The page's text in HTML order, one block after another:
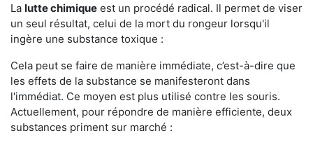
La lutte chimique est un procédé radical. Il permet de viser
un seul résultat, celui de la mort du rongeur lorsqu'il
ingère une substance toxique :
Cela peut se faire de manière immédiate, c’est-à-dire que
les effets de la substance se manifesteront dans
l'immédiat. Ce moyen est plus utilisé contre les souris.
Actuellement, pour répondre de manière efficiente, deux
substances priment sur marché :